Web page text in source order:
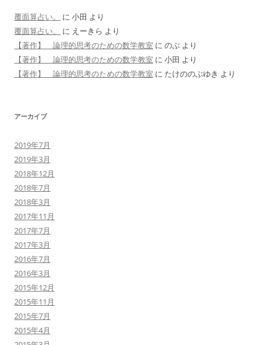
覆面算占い。 に 小田 より
覆面算占い。
に えーきら より
【著作】 論理的思考のための数学教室 に のぶ より
【著作】 論理的思考のための数学教室 に 小田 より
【著作】 論理的思考のための数学教室 に たけののぶゆき より
アーカイブ
2019年7月
2019年3月
2018年12月
2018年7月
2018年3月
2017年11月
2017年7月
2017年3月
2016年7月
2016年3月
2015年12月
2015年11月
2015年7月
2015年4月